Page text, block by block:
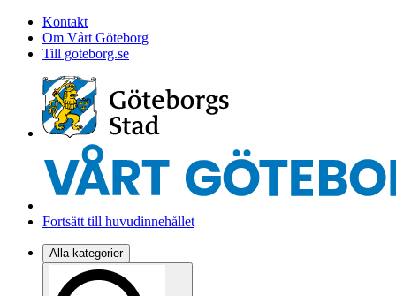
Kontakt
Om Vårt Göteborg
Till goteborg.se
Fortsätt till huvudinnehållet
Alla kategorier